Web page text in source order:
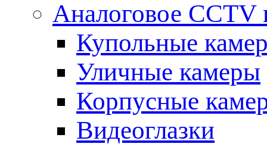
Аналоговое CCTV
Купольные
Уличные камеры
Корпусные
Видеоглазки